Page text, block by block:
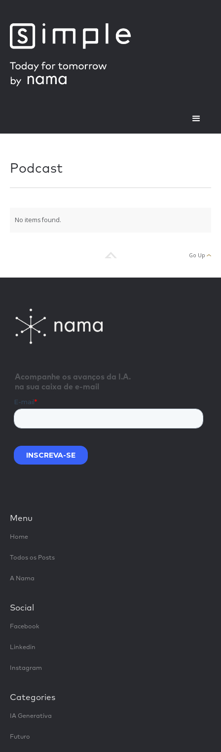
Podcast
No items found.
Go Up
Acompanhe os avanços da I.A.
na sua caixa de e-mail
Menu
Home
Todos os Posts
A Nama
Social
Facebook
Linkedin
Instagram
Categories
IA Generativa
Futuro